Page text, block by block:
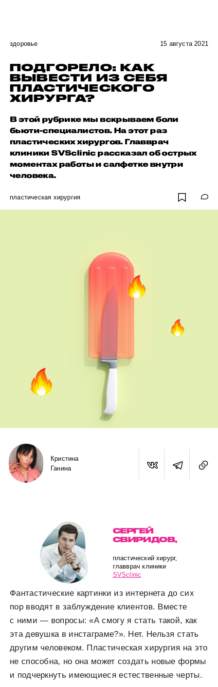
здоровье 15 августа 2021
ПОДГОРЕЛО: КАК
ВЫВЕСТИ ИЗ СЕБЯ
ПЛАСТИЧЕСКОГО
ХИРУРГА?
В этой рубрике мы вскрываем боли
бьюти-специалистов. На этот раз
пластических хирургов. Главврач
клиники SVSclinic рассказал об острых
моментах работы и салфетке внутри
человека.
пластическая хирургия
Кристина
Ганина
СЕРГЕЙ
СВИРИДОВ,
пластический хирург,
главврач клиники
SVSclinic
Фантастические картинки из интернета до сих
пор вводят в заблуждение клиентов. Вместе
с ними — вопросы: «А смогу я стать такой, как
эта девушка в инстаграме?». Нет. Нельзя стать
другим человеком. Пластическая хирургия на это
не способна, но она может создать новые формы
и подчеркнуть имеющиеся естественные черты.